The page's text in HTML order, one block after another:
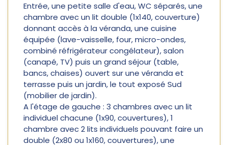
Entrée, une petite salle d'eau, WC séparés, une
chambre avec un lit double (1x140, couverture)
donnant accès à la véranda, une cuisine
équipée (lave-vaisselle, four, micro-ondes,
combiné réfrigérateur congélateur), salon
(canapé, TV) puis un grand séjour (table,
bancs, chaises) ouvert sur une véranda et
terrasse puis un jardin, le tout exposé Sud
(mobilier de jardin).
A l'étage de gauche : 3 chambres avec un lit
individuel chacune (1x90, couvertures), 1
chambre avec 2 lits individuels pouvant faire un
double (2x80 ou 1x160, couvertures), une